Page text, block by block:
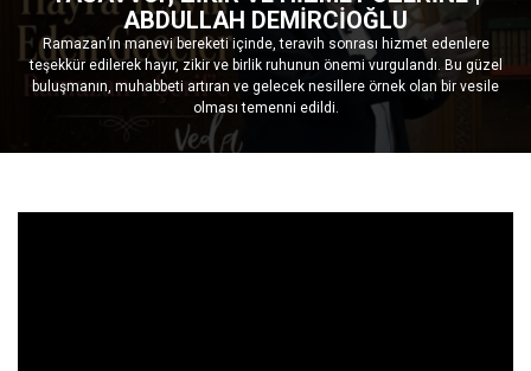
ABDULLAH DEMIRCIOĞLU
Ramazan’ın manevi bereketi içinde, teravih sonrası hizmet edenlere
teşekkür edilerek hayır, zikir ve birlik ruhunun önemi vurgulandı. Bu güzel
buluşmanın, muhabbeti artıran ve gelecek nesillere örnek olan bir vesile
olması temenni edildi.